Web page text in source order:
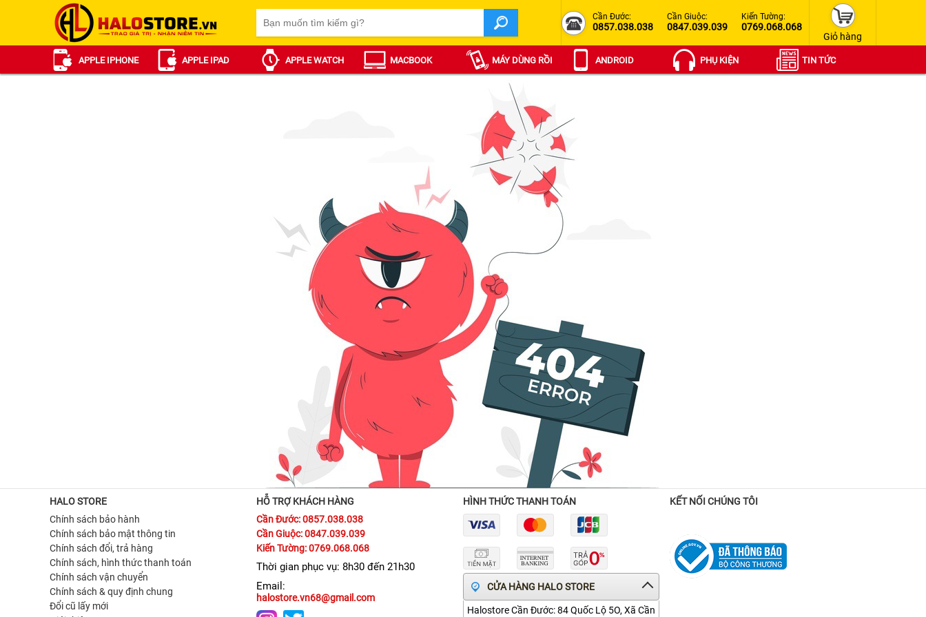
Cần Đước:
0857.038.038
Cần Giuộc:
0847.039.039
Kiến Tường:
0769.068.068
Giỏ hàng
APPLE IPHONE APPLE IPAD APPLE WATCH MACBOOK MÁY DÙNG RỒI ANDROID PHỤ KIỆN TIN TỨC
HALO STORE
Chính sách bảo hành
Chính sách bảo mật thông tin
Chính sách đổi, trả hàng
Chính sách, hình thức thanh toán
Chính sách vận chuyển
Chính sách & quy định chung
Đổi cũ lấy mới
HỖ TRỢ KHÁCH HÀNG
Cần Đước: 0857.038.038
Cần Giuộc: 0847.039.039
Kiến Tường: 0769.068.068
Thời gian phục vụ: 8h30 đến 21h30
Email:
halostore.vn68@gmail.com
HÌNH THỨC THANH TOÁN
CỬA HÀNG HALO STORE
Halostore Cần Đước: 84 Quốc Lộ 5O, Xã Cần
KẾT NỐI CHÚNG TÔI